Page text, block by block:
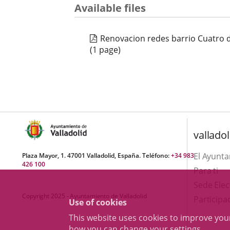
Use of cookies
This website uses cookies to improve
Available files
Renovacion redes barrio Cuatro
(1 page)
Plaza Mayor, 1. 47001 Valladolid, España. Teléfono:+34 983
426 100
Copyright 2025 - Ayuntamiento de Valladolid
El
Para ti